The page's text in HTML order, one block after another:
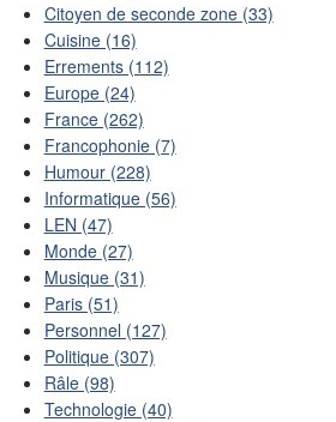
Citoyen de seconde zone (33)
Cuisine (16)
Errements (112)
Europe (24)
France (262)
Francophonie (7)
Humour (228)
Informatique (56)
LEN (47)
Monde (27)
Musique (31)
Paris (51)
Personnel (127)
Politique (307)
Râle (98)
Technologie (40)